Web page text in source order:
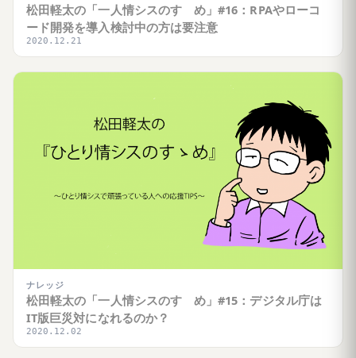
松田軽太の「一人情シスのすゝめ」#16：RPAやローコ
ード開発を導入検討中の方は要注意
2020.12.21
ナレッジ
松田軽太の「一人情シスのすゝめ」#15：デジタル庁は
IT版巨災対になれるのか？
2020.12.02